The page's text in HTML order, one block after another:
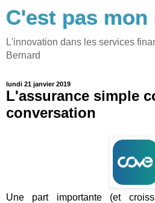
C'est pas mon
L'innovation dans les services
Bernard
lundi 21 janvier 2019
L'assurance simple
conversation
Une part importante (et